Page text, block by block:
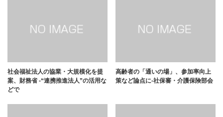
社会福祉法人の協業・大規模化を提
案、財務省 -“連携推進法人”の活用な
どで
高齢者の「通いの場」、参加率向上
策など論点に-社保審・介護保険部会